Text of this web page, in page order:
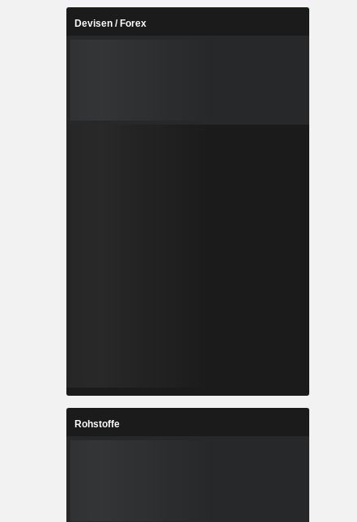
Devisen / Forex
Rohstoffe